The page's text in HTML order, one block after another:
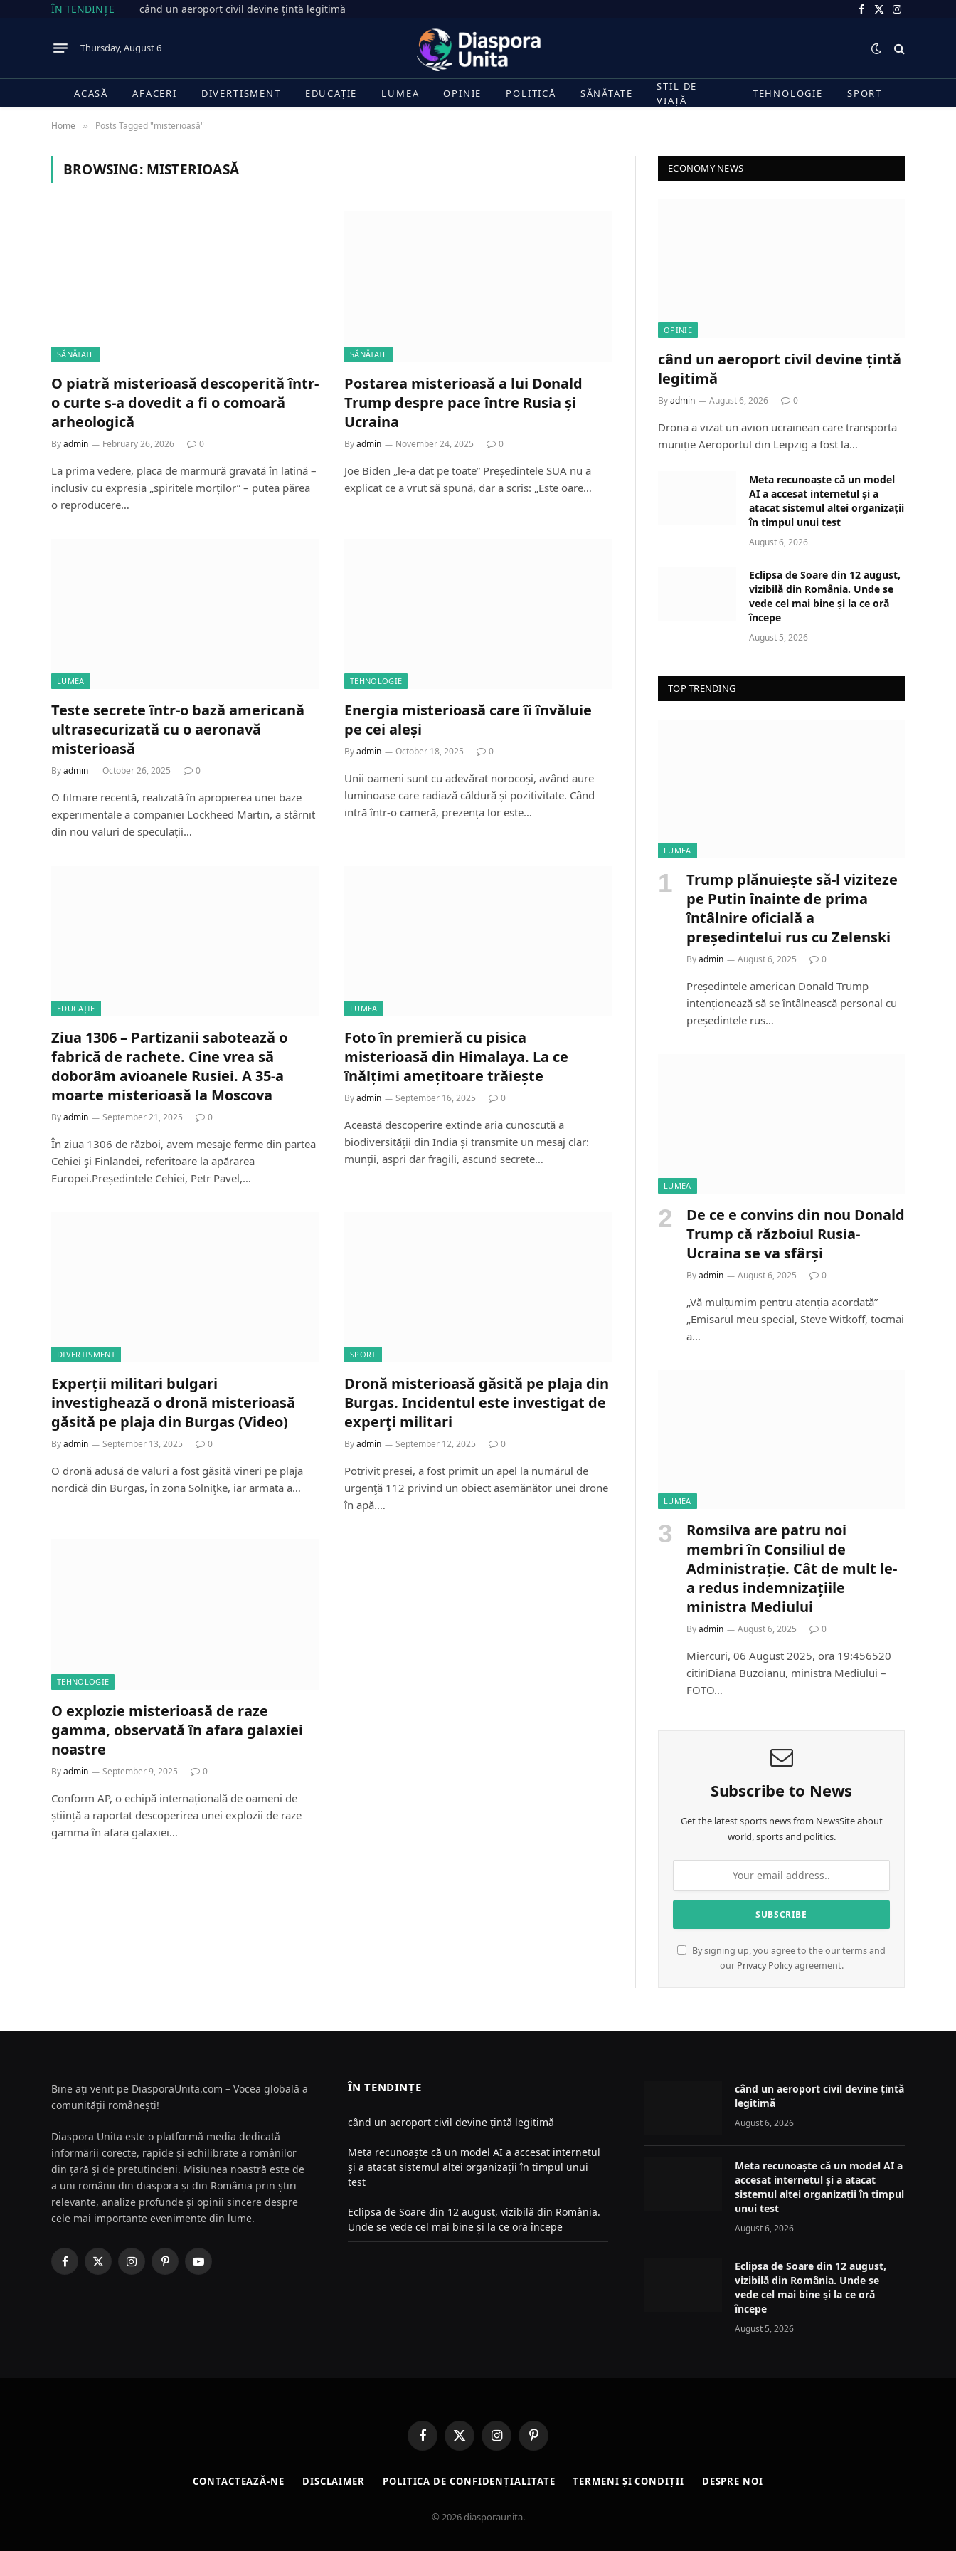
ÎN TENDINȚE când un aeroport civil devine țintă legitimă Facebook
X
Instagram
Thursday, August 6
ACASĂ AFACERI DIVERTISMENT EDUCAȚIE LUMEA OPINIE POLITICĂ SĂNĂTATE
STIL DE
VIAȚĂ
TEHNOLOGIE SPORT
Home » Posts Tagged "misterioasă"
BROWSING: MISTERIOASĂ
SĂNĂTATE
O piatră misterioasă descoperită într-
o curte s-a dovedit a fi o comoară
arheologică
Byadmin February 26, 2026 0
La prima vedere, placa de marmură gravată în latină –
inclusiv cu expresia „spiritele morților” – putea părea
o reproducere…
SĂNĂTATE
Postarea misterioasă a lui Donald
Trump despre pace între Rusia și
Ucraina
Byadmin November 24, 2025 0
Joe Biden „le-a dat pe toate” Președintele SUA nu a
explicat ce a vrut să spună, dar a scris: „Este oare…
LUMEA
Teste secrete într-o bază americană
ultrasecurizată cu o aeronavă
misterioasă
Byadmin October 26, 2025 0
O filmare recentă, realizată în apropierea unei baze
experimentale a companiei Lockheed Martin, a stârnit
din nou valuri de speculații…
TEHNOLOGIE
Energia misterioasă care îi învăluie
pe cei aleși
Byadmin October 18, 2025 0
Unii oameni sunt cu adevărat norocoși, având aure
luminoase care radiază căldură și pozitivitate. Când
intră într-o cameră, prezența lor este…
EDUCAȚIE
Ziua 1306 – Partizanii sabotează o
fabrică de rachete. Cine vrea să
doborâm avioanele Rusiei. A 35-a
moarte misterioasă la Moscova
Byadmin September 21, 2025 0
În ziua 1306 de război, avem mesaje ferme din partea
Cehiei şi Finlandei, referitoare la apărarea
Europei.Președintele Cehiei, Petr Pavel,…
LUMEA
Foto în premieră cu pisica
misterioasă din Himalaya. La ce
înălțimi amețitoare trăiește
Byadmin September 16, 2025 0
Această descoperire extinde aria cunoscută a
biodiversității din India și transmite un mesaj clar:
munții, aspri dar fragili, ascund secrete…
DIVERTISMENT
Experții militari bulgari
investighează o dronă misterioasă
găsită pe plaja din Burgas (Video)
Byadmin September 13, 2025 0
O dronă adusă de valuri a fost găsită vineri pe plaja
nordică din Burgas, în zona Solniţke, iar armata a…
SPORT
Dronă misterioasă găsită pe plaja din
Burgas. Incidentul este investigat de
experţi militari
Byadmin September 12, 2025 0
Potrivit presei, a fost primit un apel la numărul de
urgenţă 112 privind un obiect asemănător unei drone
în apă.…
TEHNOLOGIE
O explozie misterioasă de raze
gamma, observată în afara galaxiei
noastre
Byadmin September 9, 2025 0
Conform AP, o echipă internațională de oameni de
știință a raportat descoperirea unei explozii de raze
gamma în afara galaxiei…
ECONOMY NEWS
OPINIE
când un aeroport civil devine țintă
legitimă
Byadmin August 6, 2026 0
Drona a vizat un avion ucrainean care transporta
muniție Aeroportul din Leipzig a fost la…
Meta recunoaște că un model
AI a accesat internetul și a
atacat sistemul altei organizații
în timpul unui test
August 6, 2026
Eclipsa de Soare din 12 august,
vizibilă din România. Unde se
vede cel mai bine și la ce oră
începe
August 5, 2026
TOP TRENDING
LUMEA
Trump plănuiește să-l viziteze
pe Putin înainte de prima
întâlnire oficială a
președintelui rus cu Zelenski
Byadmin August 6, 2025 0
Președintele american Donald Trump
intenționează să se întâlnească personal cu
președintele rus…
LUMEA
De ce e convins din nou Donald
Trump că războiul Rusia-
Ucraina se va sfârși
Byadmin August 6, 2025 0
„Vă mulțumim pentru atenția acordată”
„Emisarul meu special, Steve Witkoff, tocmai
a…
LUMEA
Romsilva are patru noi
membri în Consiliul de
Administrație. Cât de mult le-
a redus indemnizațiile
ministra Mediului
Byadmin August 6, 2025 0
Miercuri, 06 August 2025, ora 19:456520
citiriDiana Buzoianu, ministra Mediului –
FOTO…
Subscribe to News
Get the latest sports news from NewsSite about
world, sports and politics.
By signing up, you agree to the our terms and
our Privacy Policyagreement.
Bine ați venit pe DiasporaUnita.com – Vocea globală a
comunității românești!
Diaspora Unita este o platformă media dedicată
informării corecte, rapide și echilibrate a românilor
din țară și de pretutindeni. Misiunea noastră este de
a uni românii din diaspora și din România prin știri
relevante, analize profunde și opinii sincere despre
cele mai importante evenimente din lume.
Facebook
X
InstagramPinterestYouTube
ÎN TENDINȚE
când un aeroport civil devine țintă legitimă
Meta recunoaște că un model AI a accesat internetul
și a atacat sistemul altei organizații în timpul unui
test
Eclipsa de Soare din 12 august, vizibilă din România.
Unde se vede cel mai bine și la ce oră începe
când un aeroport civil devine țintă
legitimă
August 6, 2026
Meta recunoaște că un model AI a
accesat internetul și a atacat
sistemul altei organizații în timpul
unui test
August 6, 2026
Eclipsa de Soare din 12 august,
vizibilă din România. Unde se
vede cel mai bine și la ce oră
începe
August 5, 2026
FacebookX
(Twitter)
InstagramPinterest
CONTACTEAZĂ-NE DISCLAIMER POLITICA DE CONFIDENȚIALITATE TERMENI ȘI CONDIȚII DESPRE NOI
© 2026 diasporaunita.